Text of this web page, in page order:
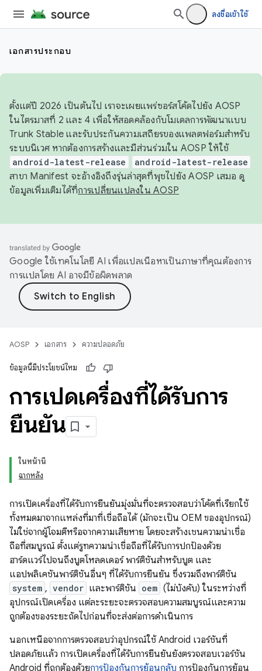
ลงชื่อเข้าใช้
เอกสารประกอบ
ตั้งแต่ปี 2026 เป็นต้นไป เราจะเผยแพร่ซอร์สโค้ดไปยัง AOSP
ในไตรมาสที่ 2 และ 4 เพื่อให้สอดคล้องกับโมเดลการพัฒนาแบบ
Trunk Stable และรับประกันความเสถียรของแพลตฟอร์มสำหรับ
ระบบนิเวศ หากต้องการสร้างและมีส่วนร่วมใน AOSP ให้ใช้
android-latest-release android-latest-release
สาขา Manifest จะอ้างอิงถึงรุ่นล่าสุดที่พุชไปยัง AOSP เสมอ ดู
ข้อมูลเพิ่มเติมได้ที่การเปลี่ยนแปลงใน AOSP
Google ใช้เทคโนโลยี AI เพื่อแปลเนื้อหาเป็นภาษาที่คุณต้องการ
การแปลโดย AI อาจมีข้อผิดพลาด
AOSP เอกสาร ความปลอดภัย
ข้อมูลนี้มีประโยชน์ไหม
การเปิดเครื่องที่ได้รับการ
ยืนยัน
ในหน้านี้
ฉากหลัง
การเปิดเครื่องที่ได้รับการยืนยันมุ่งมั่นที่จะตรวจสอบว่าโค้ดที่เรียกใช้
ทั้งหมดมาจากแหล่งที่มาที่เชื่อถือได้ (มักจะเป็น OEM ของอุปกรณ์)
ไม่ใช่จากผู้โจมตีหรือจากความเสียหาย โดยจะสร้างเชนความน่าเชื่อ
ถือที่สมบูรณ์ ตั้งแต่รูทความน่าเชื่อถือที่ได้รับการปกป้องด้วย
ฮาร์ดแวร์ไปจนถึงบูตโหลดเดอร์ พาร์ติชันสำหรับบูต และ
แอปพลิเคชันพาร์ติชันอื่นๆ ที่ได้รับการยืนยัน ซึ่งรวมถึงพาร์ติชัน
system , vendor และพาร์ติชัน oem (ไม่บังคับ) ในระหว่างที่
อุปกรณ์เปิดเครื่อง แต่ละระยะจะตรวจสอบความสมบูรณ์และความ
ถูกต้องของระยะถัดไปก่อนที่จะส่งต่อการดำเนินการ
นอกเหนือจากการตรวจสอบว่าอุปกรณ์ใช้ Android เวอร์ชันที่
ปลอดภัยแล้ว การเปิดเครื่องที่ได้รับการยืนยันยังตรวจสอบเวอร์ชัน
Android ที่ถูกต้องด้วยการป้องกันการย้อนกลับ การป้องกันการย้อน